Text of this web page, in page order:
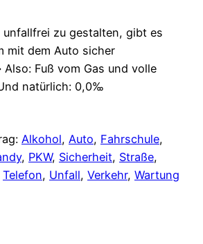
unfallfrei zu gestalten, gibt es
mit dem Auto sicher
Fuß vom Gas und volle
natürlich: 0,0‰
Alkohol, Auto, Fahrschule
, PKW, Sicherheit, Straße
Telefon, Unfall, Verkehr, Wartung